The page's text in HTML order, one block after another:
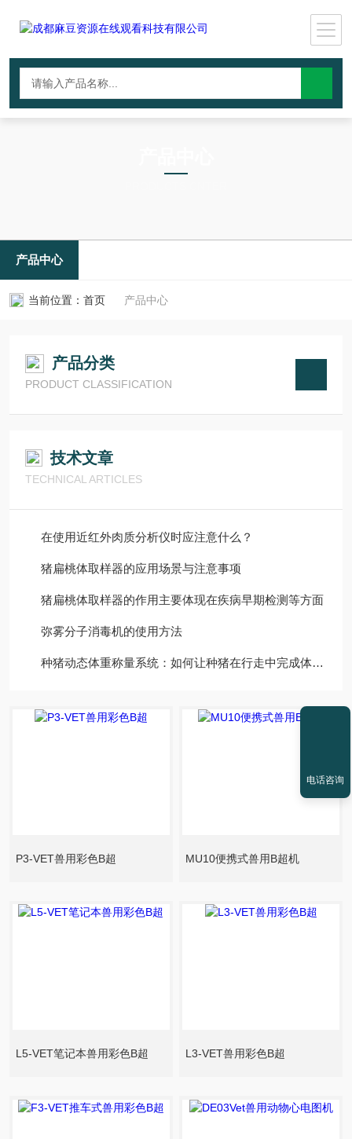
产品中心
当前位置： 首页 产品中心
产品分类
PRODUCT CLASSIFICATION
技术文章
TECHNICAL ARTICLES
在使用近红外肉质分析仪时应注意什么？
猪扁桃体取样器的应用场景与注意事项
猪扁桃体取样器的作用主要体现在疾病早期检测等方面
弥雾分子消毒机的使用方法
种猪动态体重称量系统：如何让种猪在行走中完成体重监测？
P3-VET兽用彩色B超 MU10便携式兽用B超机
L5-VET笔记本兽用彩色B超 L3-VET兽用彩色B超
电话咨询